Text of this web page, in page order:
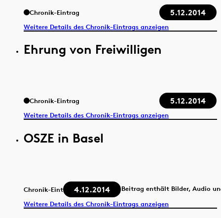
Chronik-Eintrag 5.12.2014
Weitere Details des Chronik-Eintrags anzeigen
Ehrung von Freiwilligen
Chronik-Eintrag 5.12.2014
Weitere Details des Chronik-Eintrags anzeigen
OSZE in Basel
Chronik-Eintrag 4.12.2014
Beitrag enthält Bilder, Audio
Weitere Details des Chronik-Eintrags anzeigen